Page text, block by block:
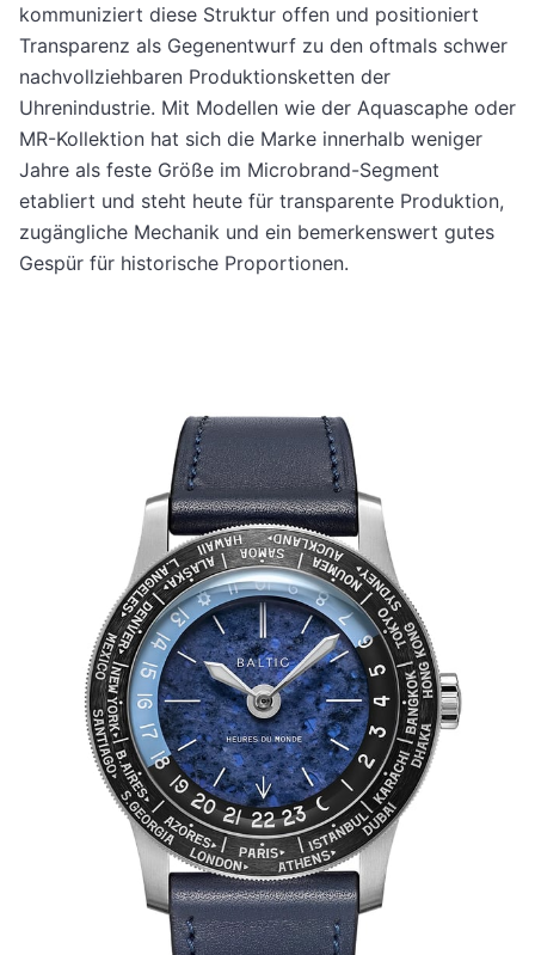
kommuniziert diese Struktur offen und positioniert
Transparenz als Gegenentwurf zu den oftmals schwer
nachvollziehbaren Produktionsketten der
Uhrenindustrie. Mit Modellen wie der Aquascaphe oder
MR-Kollektion hat sich die Marke innerhalb weniger
Jahre als feste Größe im Microbrand-Segment
etabliert und steht heute für transparente Produktion,
zugängliche Mechanik und ein bemerkenswert gutes
Gespür für historische Proportionen.